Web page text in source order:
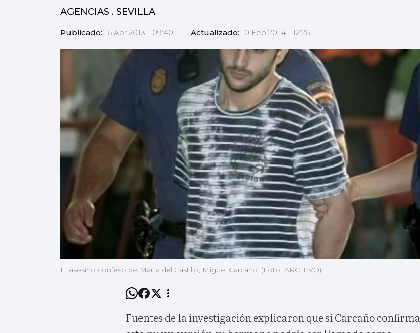
AGENCIAS . SEVILLA
Publicado: 16 Abr 2013 - 09:40 — Actualizado: 10 Feb 2014 - 12:26
El asesino confeso de Marta del Castillo, Miguel Carcaño. (Foto: ARCHIVO)
Fuentes de la investigación explicaron que si Carcaño confirma